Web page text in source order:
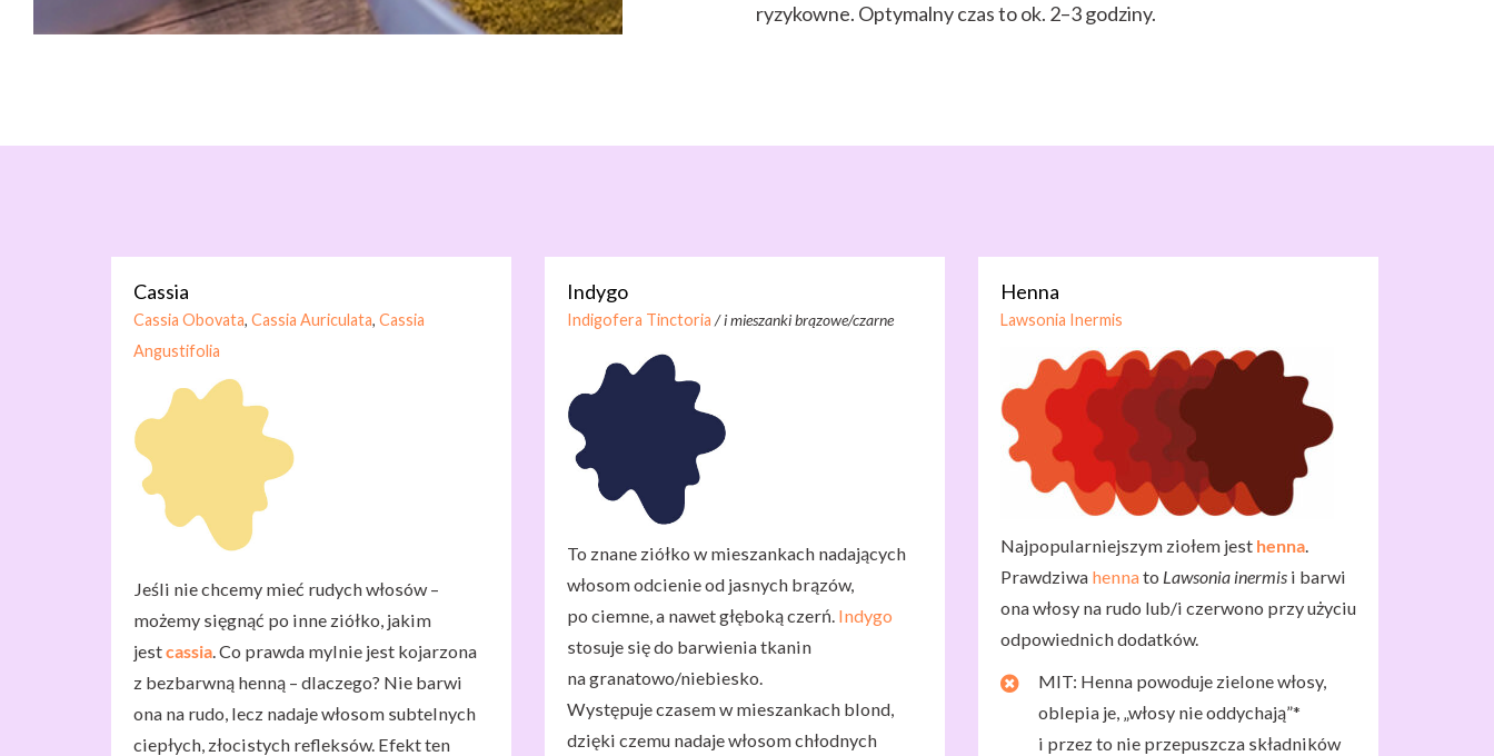
ryzykowne. Optymalny czas to ok. 2–3 godziny.
Cassia
Cassia Obovata, Cassia Auriculata, Cassia
Angustifolia
Jeśli nie chcemy mieć rudych włosów –
możemy sięgnąć po inne ziółko, jakim
jestcassia. Co prawda mylnie jest kojarzona
z bezbarwną henną – dlaczego? Nie barwi
ona na rudo, lecz nadaje włosom subtelnych
ciepłych, złocistych refleksów. Efekt ten
Indygo
Indigofera Tinctoria / i mieszanki brązowe/czarne
To znane ziółko w mieszankach nadających
włosom odcienie od jasnych brązów,
po ciemne, a nawet głęboką czerń. Indygo
stosuje się do barwienia tkanin
na granatowo/niebiesko.
Występuje czasem w mieszankach blond,
dzięki czemu nadaje włosom chłodnych
Henna
Lawsonia Inermis
Najpopularniejszym ziołem jest henna.
Prawdziwa hennato Lawsonia inermis i barwi
ona włosy na rudo lub/i czerwono przy użyciu
odpowiednich dodatków.
MIT: Henna powoduje zielone włosy,
oblepia je, „włosy nie oddychają”*
i przez to nie przepuszcza składników